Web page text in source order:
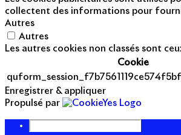
collectent des informations pour
Autres
Autres
Les autres cookies non classés sont
Cookie
Enregistrer & appliquer
Propulsé par